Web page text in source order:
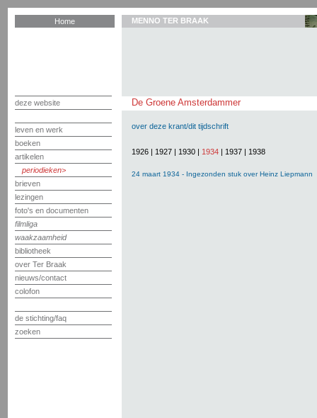
Home
deze website
leven en werk
boeken
artikelen
periodieken
brieven
lezingen
foto's en documenten
filmliga
waakzaamheid
bibliotheek
over Ter Braak
nieuws/contact
colofon
de stichting/faq
zoeken
MENNO TER BRAAK
De Groene Amsterdammer
over deze krant/dit tijdschrift
1926 | 1927 | 1930 | 1934 | 1937 | 1938
24 maart 1934 - Ingezonden stuk over Heinz Liepmann